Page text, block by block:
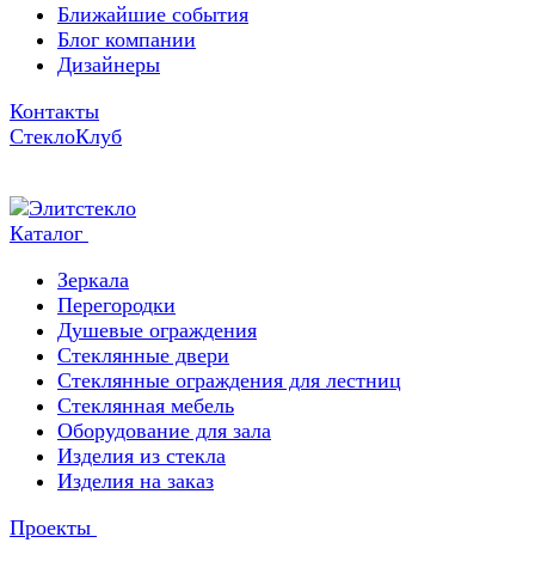
Ближайшие события
Блог компании
Дизайнеры
Контакты
СтеклоКлуб
Каталог
Зеркала
Перегородки
Душевые ограждения
Стеклянные двери
Стеклянные ограждения для лестниц
Стеклянная мебель
Оборудование для зала
Изделия из стекла
Изделия на заказ
Проекты